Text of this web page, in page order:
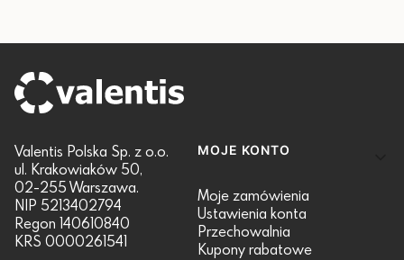
Valentis Polska Sp. z o.o.
ul. Krakowiaków 50,
02-255 Warszawa.
NIP 5213402794
Regon 140610840
KRS 0000261541
Linki w stopce
MOJE KONTO
Moje zamówienia
Ustawienia konta
Przechowalnia
Kupony rabatowe